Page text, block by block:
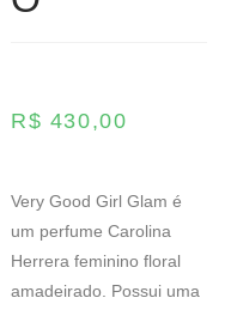
R$ 430,00
Very Good Girl Glam é
um perfume Carolina
Herrera feminino floral
amadeirado. Possui uma